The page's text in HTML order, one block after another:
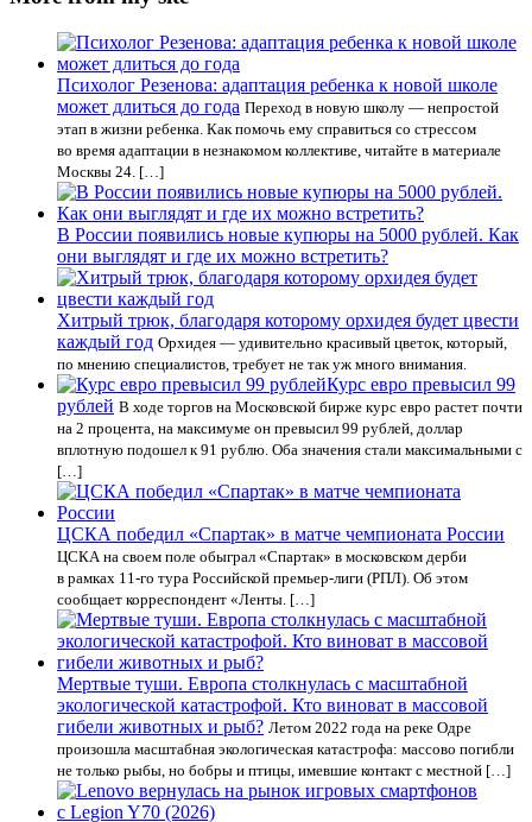
Психолог Резенова: адаптация ребенка к новой школе
может длиться до года Переход в новую школу — непростой
этап в жизни ребенка. Как помочь ему справиться со стрессом
во время адаптации в незнакомом коллективе, читайте в материале
Москвы 24. […]
В России появились новые купюры на 5000 рублей. Как
они выглядят и где их можно встретить?
Хитрый трюк, благодаря которому орхидея будет цвести
каждый год Орхидея — удивительно красивый цветок, который,
по мнению специалистов, требует не так уж много внимания.
Курс евро превысил 99
рублей В ходе торгов на Московской бирже курс евро растет почти
на 2 процента, на максимуме он превысил 99 рублей, доллар
вплотную подошел к 91 рублю. Оба значения стали максимальными с
[…]
ЦСКА победил «Спартак» в матче чемпионата России
ЦСКА на своем поле обыграл «Спартак» в московском дерби
в рамках 11-го тура Российской премьер-лиги (РПЛ). Об этом
сообщает корреспондент «Ленты. […]
Мертвые туши. Европа столкнулась с масштабной
экологической катастрофой. Кто виноват в массовой
гибели животных и рыб? Летом 2022 года на реке Одре
произошла масштабная экологическая катастрофа: массово погибли
не только рыбы, но бобры и птицы, имевшие контакт с местной […]